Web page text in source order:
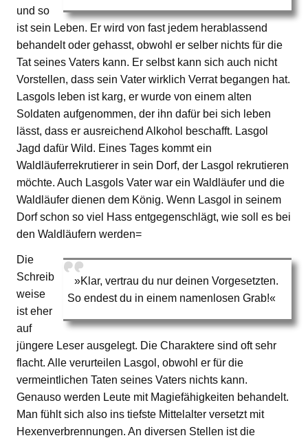
und so
ist sein Leben. Er wird von fast jedem herablassend
behandelt oder gehasst, obwohl er selber nichts für die
Tat seines Vaters kann. Er selbst kann sich auch nicht
Vorstellen, dass sein Vater wirklich Verrat begangen hat.
Lasgols leben ist karg, er wurde von einem alten
Soldaten aufgenommen, der ihn dafür bei sich leben
lässt, dass er ausreichend Alkohol beschafft. Lasgol
Jagd dafür Wild. Eines Tages kommt ein
Waldläuferrekrutierer in sein Dorf, der Lasgol rekrutieren
möchte. Auch Lasgols Vater war ein Waldläufer und die
Waldläufer dienen dem König. Wenn Lasgol in seinem
Dorf schon so viel Hass entgegenschlägt, wie soll es bei
den Waldläufern werden=
»Klar, vertrau du nur deinen Vorgesetzten.
So endest du in einem namenlosen Grab!«
Die
Schreib
weise
ist eher
auf
jüngere Leser ausgelegt. Die Charaktere sind oft sehr
flacht. Alle verurteilen Lasgol, obwohl er für die
vermeintlichen Taten seines Vaters nichts kann.
Genauso werden Leute mit Magiefähigkeiten behandelt.
Man fühlt sich also ins tiefste Mittelalter versetzt mit
Hexenverbrennungen. An diversen Stellen ist die